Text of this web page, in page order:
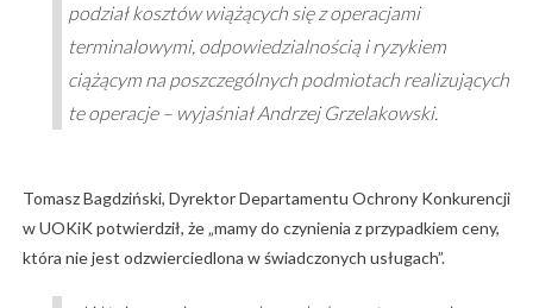
podział kosztów wiążących się z operacjami
terminalowymi, odpowiedzialnością i ryzykiem
ciążącym na poszczególnych podmiotach realizujących
te operacje – wyjaśniał Andrzej Grzelakowski.
Tomasz Bagdziński, Dyrektor Departamentu Ochrony Konkurencji
w UOKiK potwierdził, że „mamy do czynienia z przypadkiem ceny,
która nie jest odzwierciedlona w świadczonych usługach”.